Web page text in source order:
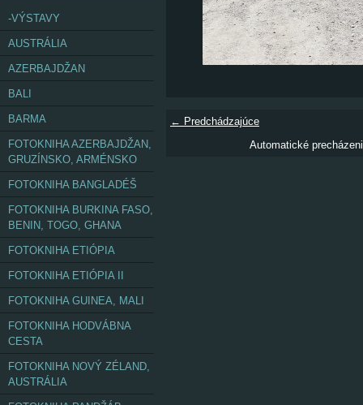
← Predchádzajúce
Automatické
-VÝSTAVY
AUSTRÁLIA
AZERBAJDŽAN
BALI
BARMA
FOTOKNIHA AZERBAJDŽAN,
GRUZÍNSKO, ARMÉNSKO
FOTOKNIHA BANGLADÉŠ
FOTOKNIHA BURKINA FASO,
BENIN, TOGO, GHANA
FOTOKNIHA ETIÓPIA
FOTOKNIHA ETIÓPIA II
FOTOKNIHA GUINEA, MALI
FOTOKNIHA HODVÁBNA
CESTA
FOTOKNIHA NOVÝ ZÉLAND,
AUSTRÁLIA